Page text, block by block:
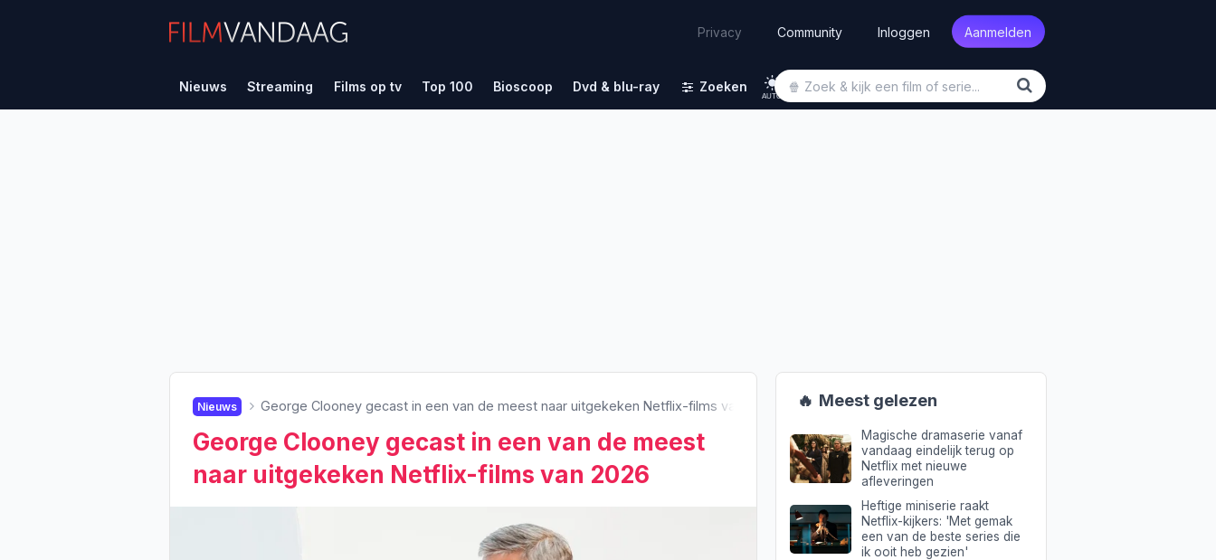
Privacy Community Inloggen Aanmelden
Nieuws Streaming Films op tv Top 100 Bioscoop Dvd & blu-ray Zoeken
AUTO
Nieuws George Clooney gecast in een van de meest naar uitgekeken Netflix-films van 2026
George Clooney gecast in een van de meest
naar uitgekeken Netflix-films van 2026
🔥 Meest gelezen
Magische dramaserie vanaf
vandaag eindelijk terug op
Netflix met nieuwe
afleveringen
Heftige miniserie raakt
Netflix-kijkers: 'Met gemak
een van de beste series die
ik ooit heb gezien'